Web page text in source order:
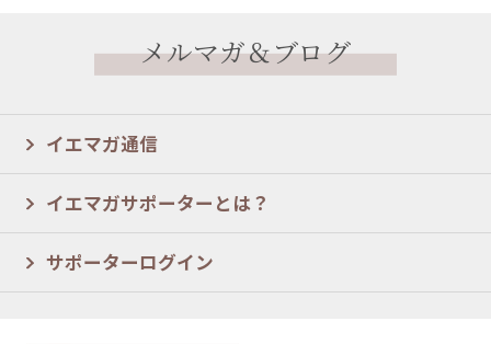
メルマガ＆ブログ
イエマガ通信
イエマガサポーターとは？
サポーターログイン